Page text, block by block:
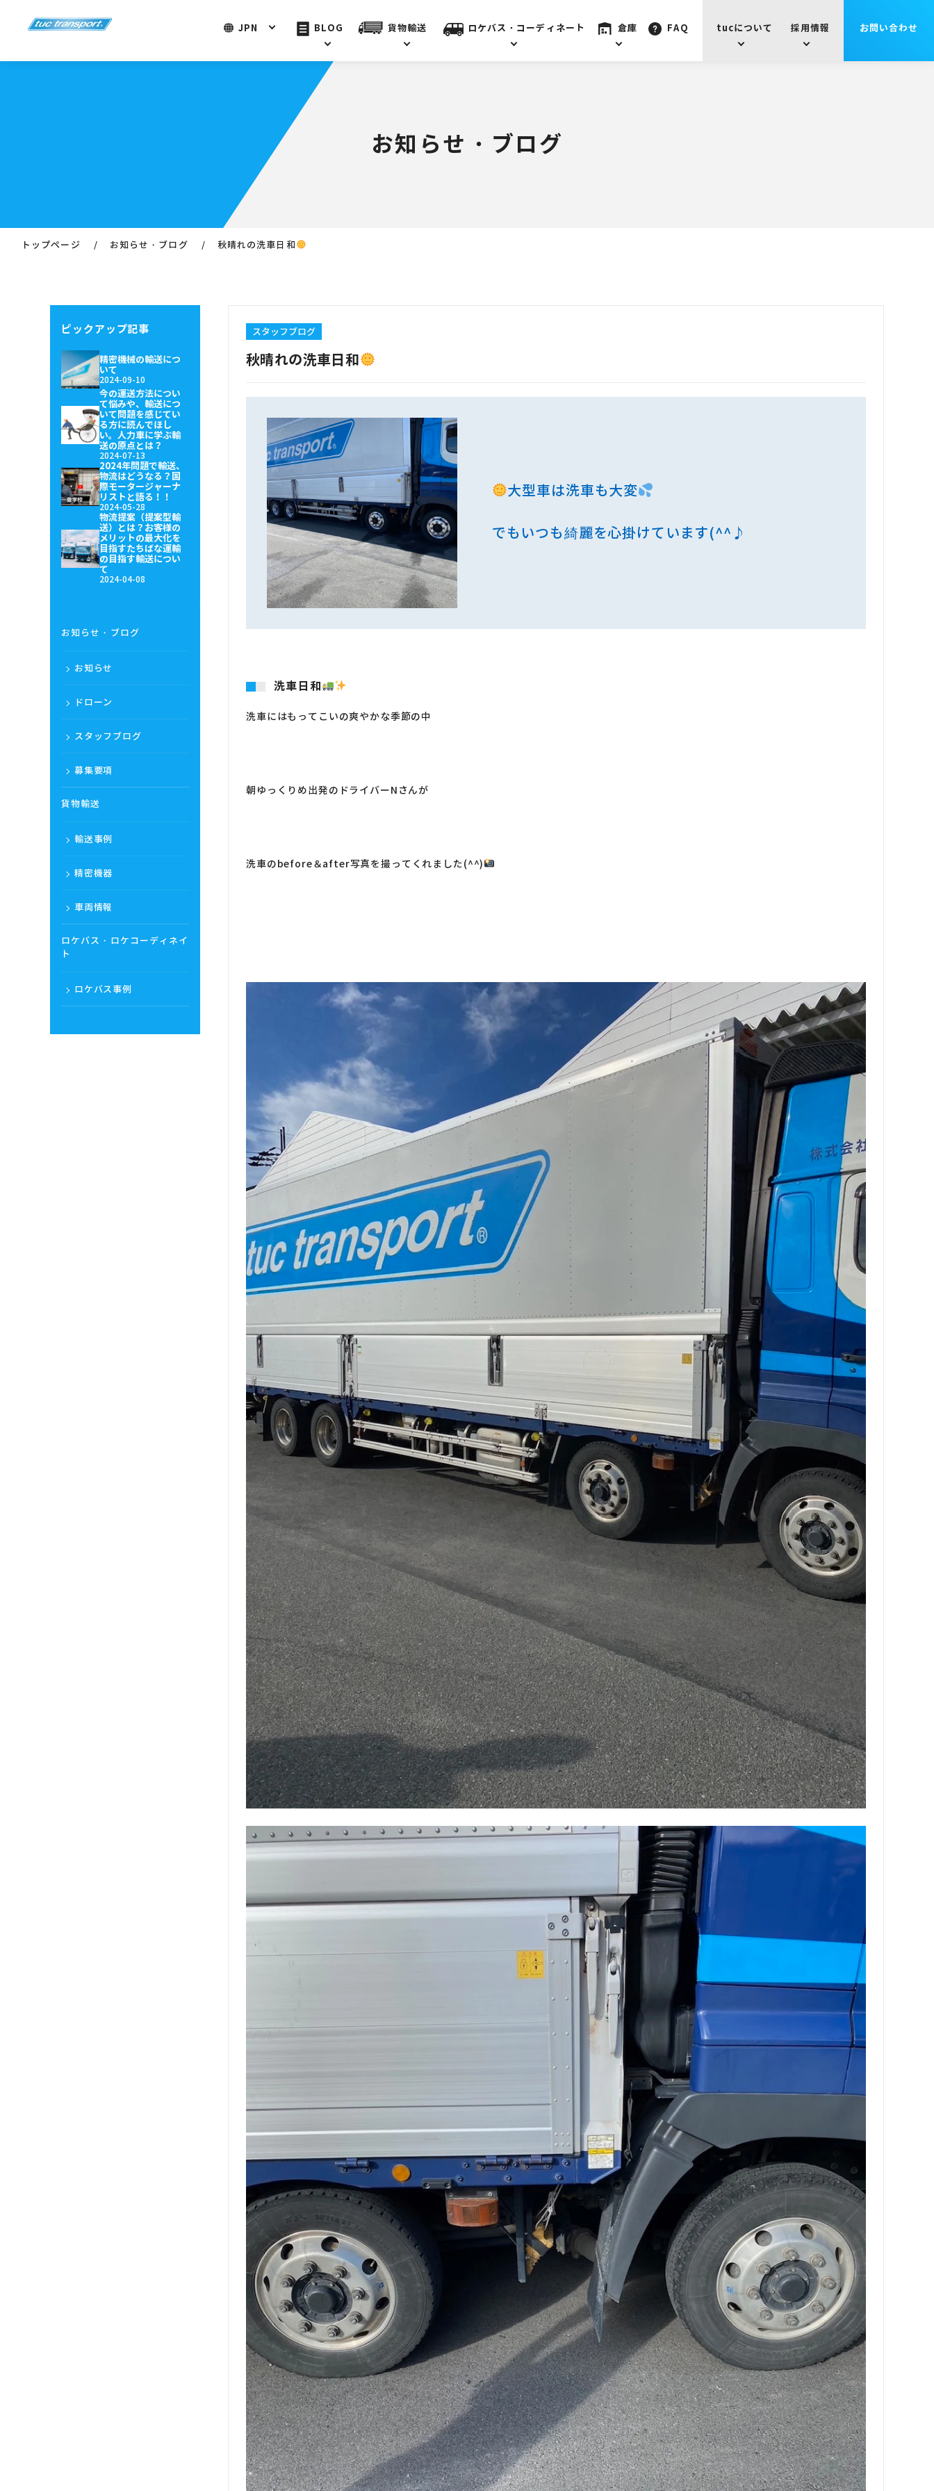
JPN BLOG 貨物輸送 ロケバス・コーディネート 倉庫 FAQ tucについて 採用情報 お問い合わせ
お知らせ・ブログ
トップページ お知らせ・ブログ 秋晴れの洗車日和
ピックアップ記事
精密機械の輸送につ
いて
2024-09-10
今の運送方法につい
て悩みや、輸送につ
いて問題を感じてい
る方に読んでほし
い。人力車に学ぶ輸
送の原点とは？
2024-07-13
2024年問題で輸送、
物流はどうなる？国
際モータージャーナ
リストと語る！！
2024-05-28
物流提案（提案型輸
送）とは？お客様の
メリットの最大化を
目指すたちばな運輸
の目指す輸送につい
て
2024-04-08
お知らせ・ブログ
お知らせ
ドローン
スタッフブログ
募集要項
貨物輸送
輸送事例
精密機器
車両情報
ロケバス・ロケコーディネイ
ト
ロケバス事例
スタッフブログ
秋晴れの洗車日和
大型車は洗車も大変
でもいつも綺麗を心掛けています(^^♪
洗車日和
洗車にはもってこいの爽やかな季節の中
朝ゆっくりめ出発のドライバーNさんが
洗車のbefore＆after写真を撮ってくれました(^^)